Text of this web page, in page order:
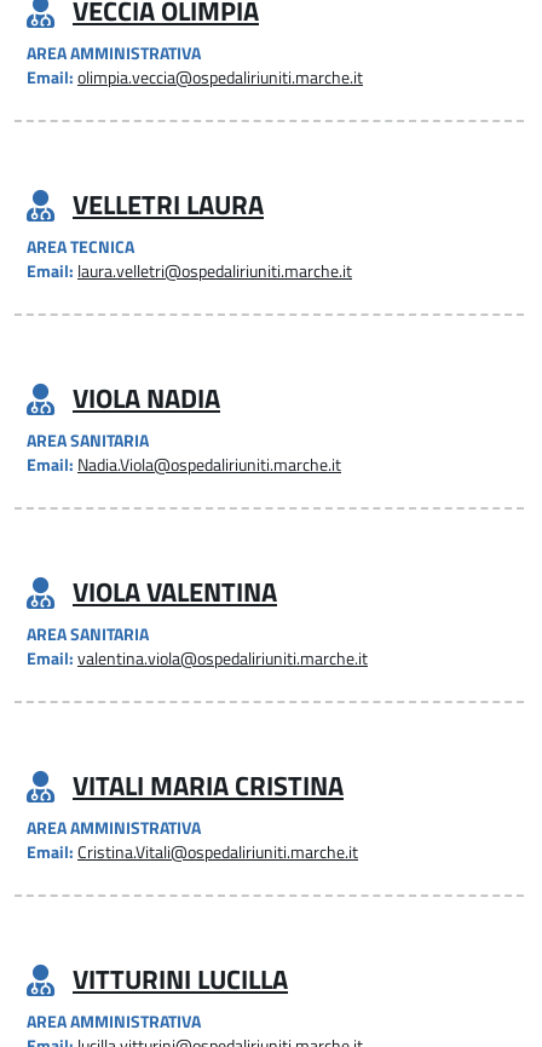
VECCIA OLIMPIA
AREA AMMINISTRATIVA
Email: olimpia.veccia@ospedaliriuniti.marche.it
VELLETRI LAURA
AREA TECNICA
Email: laura.velletri@ospedaliriuniti.marche.it
VIOLA NADIA
AREA SANITARIA
Email: Nadia.Viola@ospedaliriuniti.marche.it
VIOLA VALENTINA
AREA SANITARIA
Email: valentina.viola@ospedaliriuniti.marche.it
VITALI MARIA CRISTINA
AREA AMMINISTRATIVA
Email: Cristina.Vitali@ospedaliriuniti.marche.it
VITTURINI LUCILLA
AREA AMMINISTRATIVA